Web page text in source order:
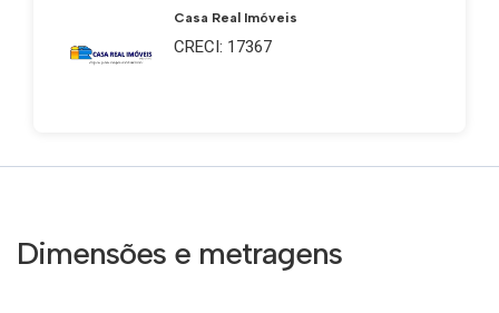
Casa Real Imóveis
CRECI: 17367
Dimensões e metragens